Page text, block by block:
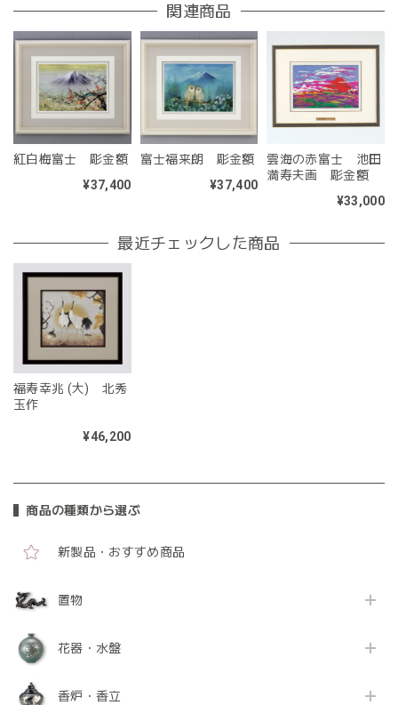
商品の種類から選ぶ
新製品・おすすめ商品
置物
花器・水盤
香炉・香立
関連商品
紅白梅富士 彫金額
¥37,400
富士福来朗 彫金額
¥37,400
雲海の赤富士 池田
満寿夫画 彫金額
¥33,000
最近チェックした商品
福寿幸兆 (大) 北秀
玉作
¥46,200